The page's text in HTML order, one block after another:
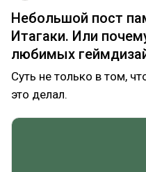
Небольшой пост
Итагаки. Или
любимых
Суть не только в том,
это делал.